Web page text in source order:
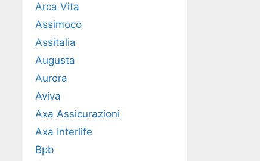
Arca Vita
Assimoco
Assitalia
Augusta
Aurora
Aviva
Axa Assicurazioni
Axa Interlife
Bpb